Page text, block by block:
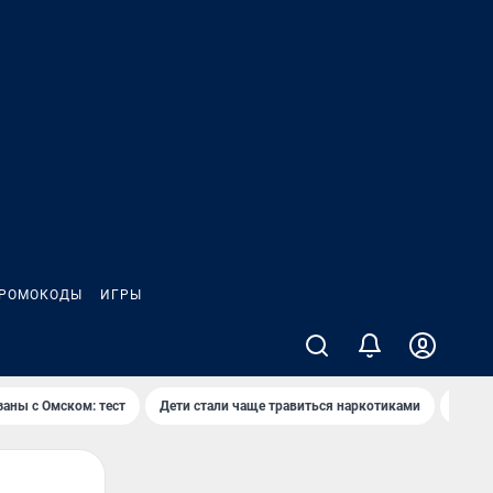
ИГРЫ
с Омском: тест Дети стали чаще травиться наркотиками